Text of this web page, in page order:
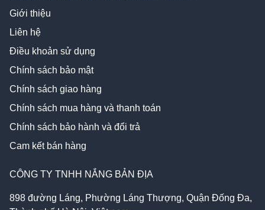
CÔNG TY TNHH NẮNG BẢN ĐỊA
898 đường Láng, Phường Láng Thượng, Quận Đống Đa,
Giới thiệu
Liên hệ
Điều khoản sử dụng
Chính sách bảo mật
Chính sách giao hàng
Chính sách mua hàng và thanh toán
Chính sách bảo hành và đổi trả
Cam kết bán hàng